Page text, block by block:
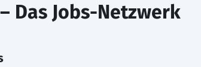
Das Jobs-Netzwerk